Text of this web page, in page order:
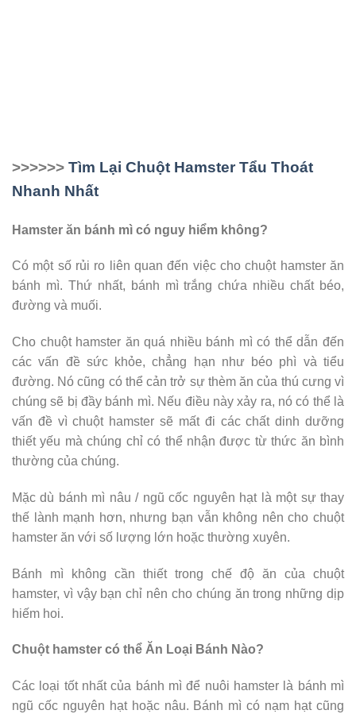
>>>>>> Tìm Lại Chuột Hamster Tẩu Thoát
Nhanh Nhất
Hamster ăn bánh mì có nguy hiểm không?
Có một số rủi ro liên quan đến việc cho chuột hamster ăn
bánh mì. Thứ nhất, bánh mì trắng chứa nhiều chất béo,
đường và muối.
Cho chuột hamster ăn quá nhiều bánh mì có thể dẫn đến
các vấn đề sức khỏe, chẳng hạn như béo phì và tiểu
đường. Nó cũng có thể cản trở sự thèm ăn của thú cưng vì
chúng sẽ bị đầy bánh mì. Nếu điều này xảy ra, nó có thể là
vấn đề vì chuột hamster sẽ mất đi các chất dinh dưỡng
thiết yếu mà chúng chỉ có thể nhận được từ thức ăn bình
thường của chúng.
Mặc dù bánh mì nâu / ngũ cốc nguyên hạt là một sự thay
thế lành mạnh hơn, nhưng bạn vẫn không nên cho chuột
hamster ăn với số lượng lớn hoặc thường xuyên.
Bánh mì không cần thiết trong chế độ ăn của chuột
hamster, vì vậy bạn chỉ nên cho chúng ăn trong những dịp
hiếm hoi.
Chuột hamster có thể Ăn Loại Bánh Nào?
Các loại tốt nhất của bánh mì để nuôi hamster là bánh mì
ngũ cốc nguyên hạt hoặc nâu. Bánh mì có nạm hạt cũng